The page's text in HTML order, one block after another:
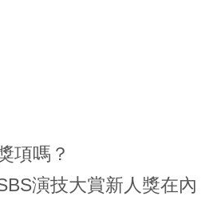
項嗎？
演技大賞新人獎在內